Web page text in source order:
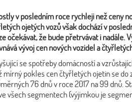
v posledním roce rychleji než ceny
ojetých vozů však dochází v
očekávat, že bude přetrvávat i
vývoj cen nových vozidel a
se spotřeby domácností a
mírný pokles cen čtyřletých ojetin se
76 dnů v roce 2017 na 99 dnů.
všech segmentech (výjimkou je